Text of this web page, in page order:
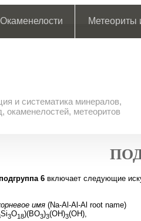
Окаменелости Метеориты
и систематика минералов,
окаменелостей, метеоритов
6 включает следующие
имя (Na-Al-Al-Al root name)
Si3O18)(BO3)3(OH)3(OH),